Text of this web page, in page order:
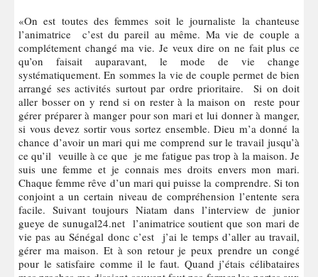
«On est toutes des femmes soit le journaliste la chanteuse
l’animatrice c’est du pareil au même. Ma vie de couple a
complétement changé ma vie. Je veux dire on ne fait plus ce
qu’on faisait auparavant, le mode de vie change
systématiquement. En sommes la vie de couple permet de bien
arrangé ses activités surtout par ordre prioritaire. Si on doit
aller bosser on y rend si on rester à la maison on reste pour
gérer préparer à manger pour son mari et lui donner à manger,
si vous devez sortir vous sortez ensemble. Dieu m’a donné la
chance d’avoir un mari qui me comprend sur le travail jusqu’à
ce qu’il veuille à ce que je me fatigue pas trop à la maison. Je
suis une femme et je connais mes droits envers mon mari.
Chaque femme rêve d’un mari qui puisse la comprendre. Si ton
conjoint a un certain niveau de compréhension l’entente sera
facile. Suivant toujours Niatam dans l’interview de junior
gueye de sunugal24.net l’animatrice soutient que son mari de
vie pas au Sénégal donc c’est j’ai le temps d’aller au travail,
gérer ma maison. Et à son retour je peux prendre un congé
pour le satisfaire comme il le faut. Quand j’étais célibataires